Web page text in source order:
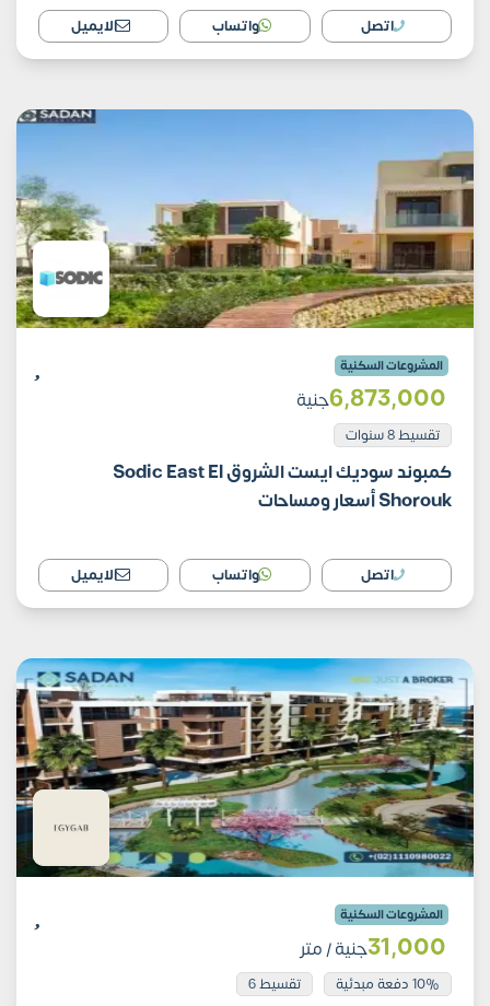
اتصل واتساب الايميل
المشروعات السكنية
6٬873٬000جنية
تقسيط 8 سنوات
كمبوند سوديك ايست الشروق Sodic East El
Shorouk أسعار ومساحات
اتصل واتساب الايميل
المشروعات السكنية
31٬000جنية/ متر
10% دفعة مبدئية تقسيط 6